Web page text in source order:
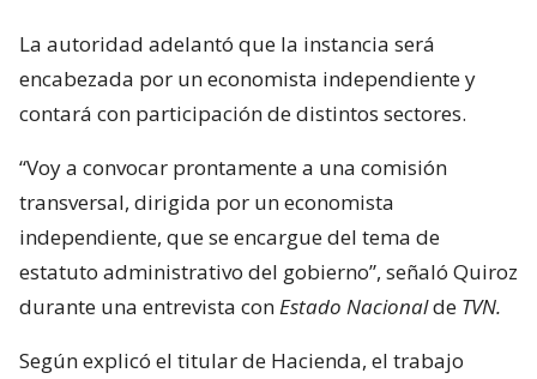
La autoridad adelantó que la instancia será
encabezada por un economista independiente y
contará con participación de distintos sectores.
“Voy a convocar prontamente a una comisión
transversal, dirigida por un economista
independiente, que se encargue del tema de
estatuto administrativo del gobierno”, señaló Quiroz
durante una entrevista con Estado Nacionalde TVN.
Según explicó el titular de Hacienda, el trabajo